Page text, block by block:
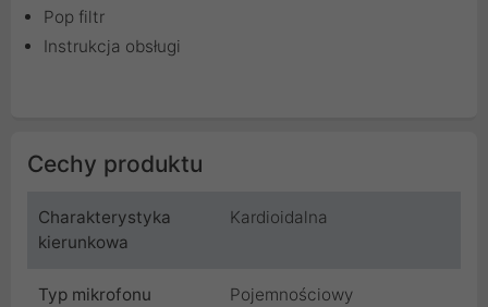
Pop filtr
Instrukcja obsługi
Cechy produktu
Charakterystyka
kierunkowa
Kardioidalna
Typ mikrofonu Pojemnościowy